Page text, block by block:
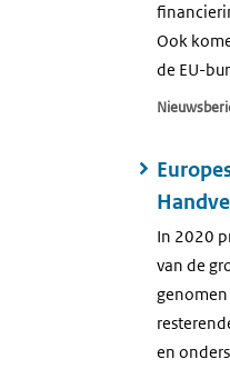
Ook
de EU-
In 2020
van de
genomen
en